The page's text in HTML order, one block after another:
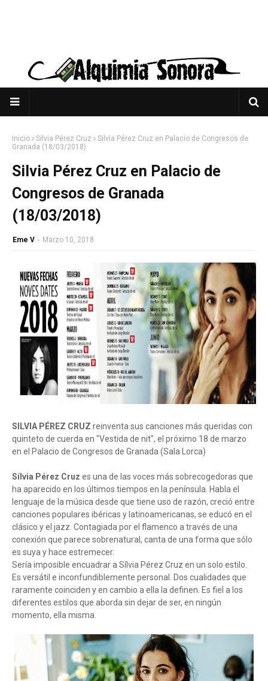
Inicio Silvia Pérez Cruz
Silvia Pérez Cruz en Palacio de Congresos de
Granada (18/03/2018)
Silvia Pérez Cruz en Palacio de
Congresos de Granada
(18/03/2018)
Eme V - Marzo 10, 2018
SILVIA PÉREZ CRUZ reinventa sus canciones más queridas con
quinteto de cuerda en "Vestida de nit", el próximo 18 de marzo
en el Palacio de Congresos de Granada (Sala Lorca)
Sílvia Pérez Cruz es una de las voces más sobrecogedoras que
ha aparecido en los últimos tiempos en la península. Habla el
lenguaje de la música desde que tiene uso de razón, creció entre
canciones populares ibéricas y latinoamericanas, se educó en el
clásico y el jazz. Contagiada por el flamenco a través de una
conexión que parece sobrenatural, canta de una forma que sólo
es suya y hace estremecer.
Sería imposible encuadrar a Sílvia Pérez Cruz en un solo estilo.
Es versátil e inconfundiblemente personal. Dos cualidades que
raramente coinciden y en cambio a ella la definen. Es fiel a los
diferentes estilos que aborda sin dejar de ser, en ningún
momento, ella misma.